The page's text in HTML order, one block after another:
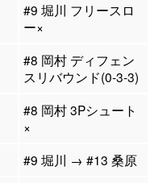
#9 堀川 フリースロ
ー×
#8 岡村 ディフェン
スリバウンド(0-3-3)
#8 岡村 3Pシュート
×
#9 堀川 → #13 桑原